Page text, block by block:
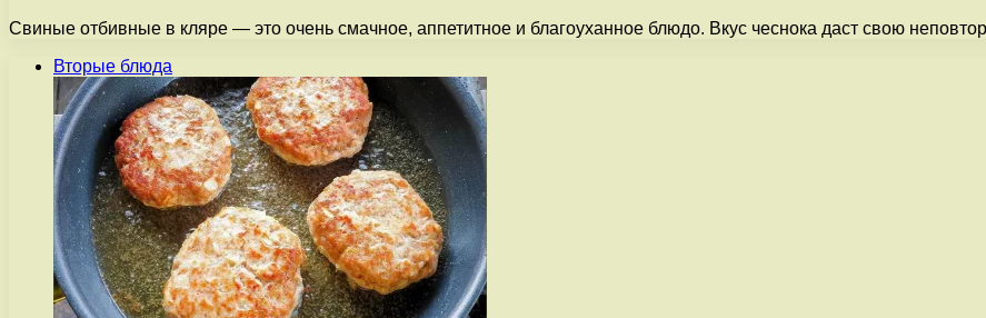
Свиные отбивные в кляре — это очень смачное, аппетитное и благоуханное блюдо. Вкус чеснока даст свою
Вторые блюда